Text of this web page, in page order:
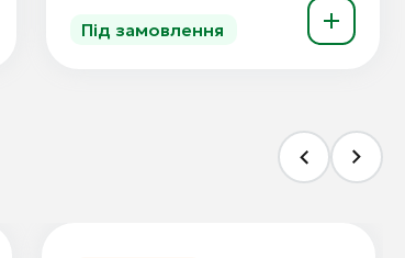
Під замовлення